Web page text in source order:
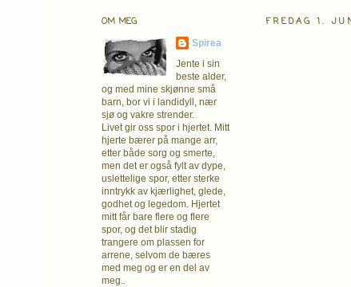
FREDAG 1.
OM MEG
Spirea
Jente i sin
beste alder,
og med mine skjønne små
barn, bor vi i landidyll, nær
sjø og vakre strender.
Livet gir oss spor i hjertet. Mitt
hjerte bærer på mange arr,
etter både sorg og smerte,
men det er også fylt av dype,
uslettelige spor, etter sterke
inntrykk av kjærlighet, glede,
godhet og legedom. Hjertet
mitt får bare flere og flere
spor, og det blir stadig
trangere om plassen for
arrene, selvom de bæres
med meg og er en del av
meg..